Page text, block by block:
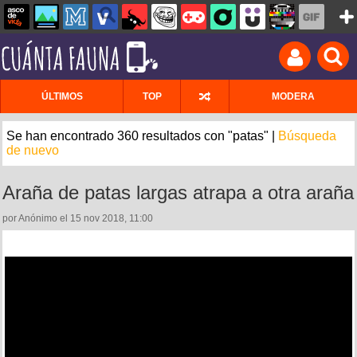
ÚLTIMOS TOP MODERA
Se han encontrado 360 resultados con "patas" |
Búsqueda
de nuevo
Araña de patas largas atrapa a otra araña
por Anónimo el 15 nov 2018, 11:00